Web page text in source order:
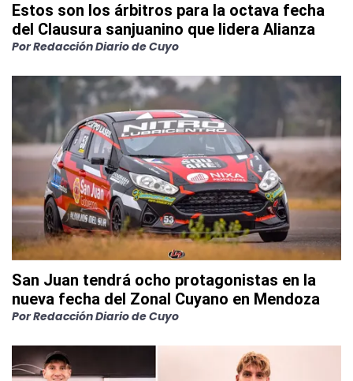
Estos son los árbitros para la octava fecha
del Clausura sanjuanino que lidera Alianza
PorRedacción Diario de Cuyo
San Juan tendrá ocho protagonistas en la
nueva fecha del Zonal Cuyano en Mendoza
PorRedacción Diario de Cuyo